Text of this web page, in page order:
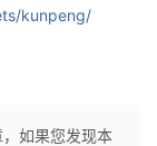
kunpeng/
，如果您发现本